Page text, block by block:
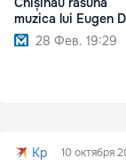
muzica lui Eugen
28 Фев. 19:29
Kp 10 октября